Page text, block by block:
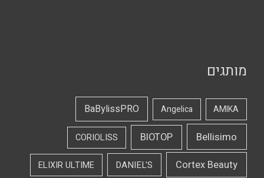
מותגים
AMIKA
Angelica
BaBylissPRO
Bellisimo
BIOTOP
CORIOLISS
Cortex Beauty
DANIEL'S
ELIXIR ULTIME